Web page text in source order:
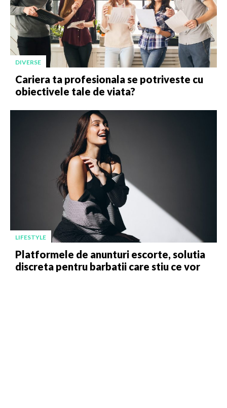
DIVERSE
Cariera ta profesionala se potriveste cu
obiectivele tale de viata?
LIFESTYLE
Platformele de anunturi escorte, solutia
discreta pentru barbatii care stiu ce vor